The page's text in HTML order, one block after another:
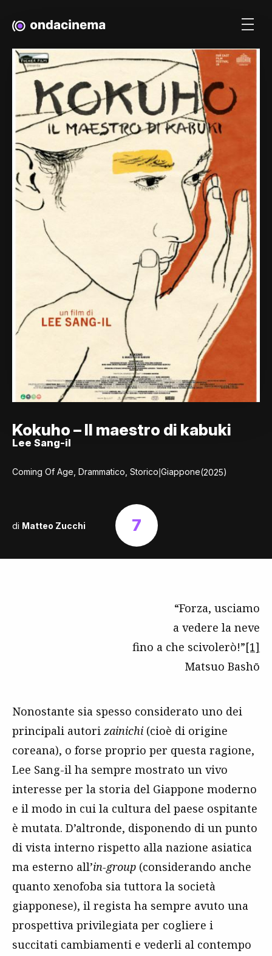
Kokuho – Il maestro di kabuki
Lee Sang-il
Coming Of Age, Drammatico, Storico|Giappone(2025)
di Matteo Zucchi 7
“Forza, usciamo
a vedere la neve
fino a che scivolerò!”[1]
Matsuo Bashō
Nonostante sia spesso considerato uno dei
principali autori zainichi (cioè di origine
coreana), o forse proprio per questa ragione,
Lee Sang-il ha sempre mostrato un vivo
interesse per la storia del Giappone moderno
e il modo in cui la cultura del paese ospitante
è mutata. D’altronde, disponendo di un punto
di vista interno rispetto alla nazione asiatica
ma esterno all’in-group (considerando anche
quanto xenofoba sia tuttora la società
giapponese), il regista ha sempre avuto una
prospettiva privilegiata per cogliere i
succitati cambiamenti e vederli al contempo